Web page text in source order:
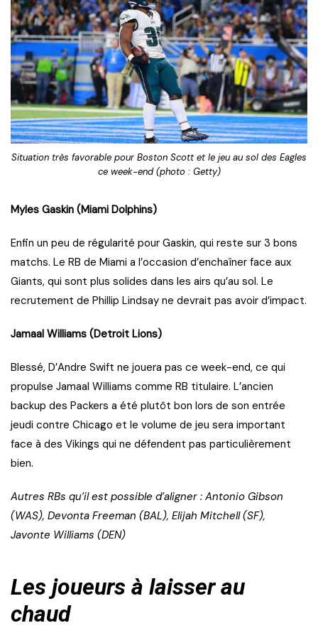
Situation très favorable pour Boston Scott et le jeu au sol des Eagles
ce week-end (photo : Getty)
Myles Gaskin (Miami Dolphins)
Enfin un peu de régularité pour Gaskin, qui reste sur 3 bons
matchs. Le RB de Miami a l’occasion d’enchaîner face aux
Giants, qui sont plus solides dans les airs qu’au sol. Le
recrutement de Phillip Lindsay ne devrait pas avoir d’impact.
Jamaal Williams (Detroit Lions)
Blessé, D’Andre Swift ne jouera pas ce week-end, ce qui
propulse Jamaal Williams comme RB titulaire. L’ancien
backup des Packers a été plutôt bon lors de son entrée
jeudi contre Chicago et le volume de jeu sera important
face à des Vikings qui ne défendent pas particulièrement
bien.
Autres RBs qu’il est possible d’aligner : Antonio Gibson
(WAS), Devonta Freeman (BAL), Elijah Mitchell (SF),
Javonte Williams (DEN)
Les joueurs à laisser au
chaud